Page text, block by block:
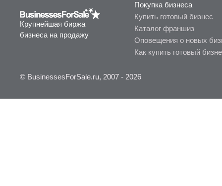
Крупнейшая биржа
бизнеса на продажу
Покупка бизнеса
Купить готовый бизнес
Каталог франшиз
Оповещения о новых
Как купить готовый
© BusinessesForSale.ru, 2007 - 2026